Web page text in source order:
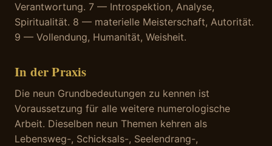
Verantwortung. 7 — Introspektion, Analyse,
Spiritualität. 8 — materielle Meisterschaft, Autorität.
9 — Vollendung, Humanität, Weisheit.
In der Praxis
Die neun Grundbedeutungen zu kennen ist
Voraussetzung für alle weitere numerologische
Arbeit. Dieselben neun Themen kehren als
Lebensweg-, Schicksals-, Seelendrang-,